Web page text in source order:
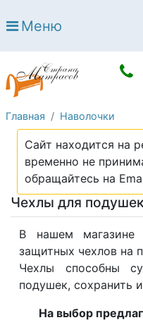
Open submenu
Open submenu
Кровати
Open submenu
Open submenu
Диваны
Open submenu
Постельное белье
Open submenu
Мебель
Open submenu
Основания
Open submenu
Детские матрасы
Open submenu
Детские кровати
Open submenu
О компании
Меню
Главная Наволочки
Сайт находится на
временно не
обращайтесь на
Чехлы для
В нашем магазине
защитных чехлов на
Чехлы способны
подушек, сохранить
На выбор